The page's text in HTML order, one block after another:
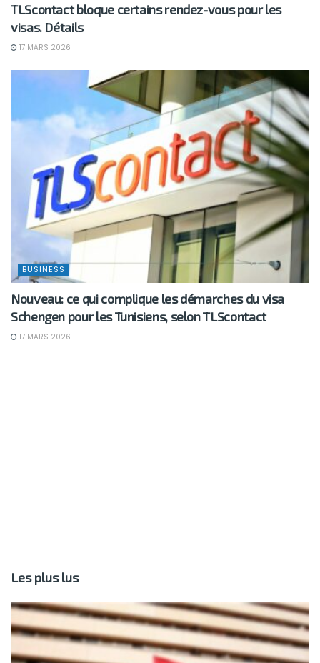
TLScontact bloque certains rendez-vous pour les
visas. Détails
17 MARS 2026
BUSINESS
Nouveau: ce qui complique les démarches du visa
Schengen pour les Tunisiens, selon TLScontact
17 MARS 2026
Les plus lus